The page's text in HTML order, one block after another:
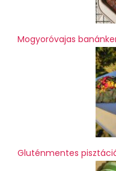
Mogyoróvajas
Gluténmentes